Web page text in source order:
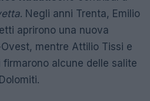
. Negli anni Trenta, Emilio
aprirono una nuova
mentre Attilio Tissi e
alcune delle salite